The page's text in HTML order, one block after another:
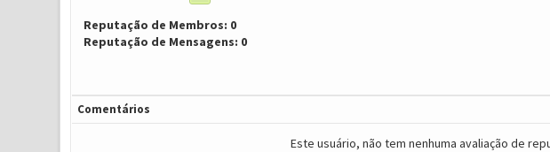
Reputação de Membros: 0
Reputação de Mensagens: 0
Comentários
Este usuário, não tem nenhuma avaliação de